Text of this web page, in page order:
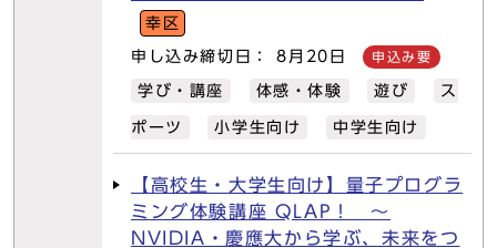
幸区
申し込み締切日： 8月20日 申込み要
学び・講座 体感・体験 遊び ス
ポーツ 小学生向け 中学生向け
【高校生・大学生向け】量子プログラ
ミング体験講座 QLAP！ ～
NVIDIA・慶應大から学ぶ、未来をつ